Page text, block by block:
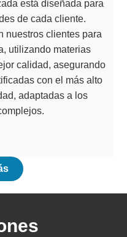
está diseñada para
de cada cliente.
nuestros clientes para
utilizando materias
calidad, asegurando
con el más alto
adaptadas a los